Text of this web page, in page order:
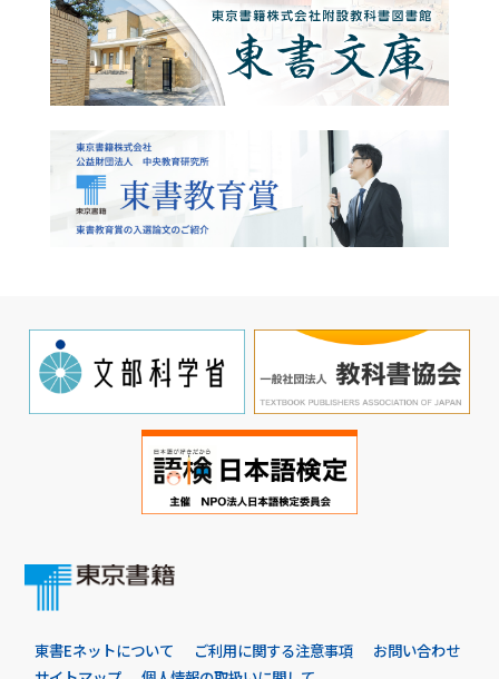
東書Eネットについて ご利用に関する注意事項
お問い合わせ